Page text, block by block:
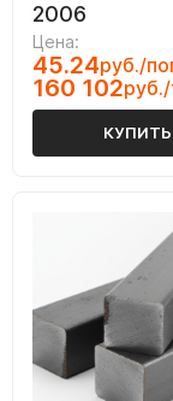
2006
Цена:
45.24руб./
160 102
КУПИТЬ